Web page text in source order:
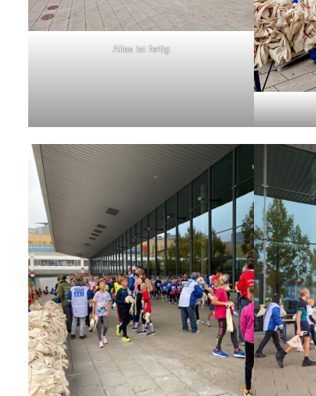
Alles ist fertig